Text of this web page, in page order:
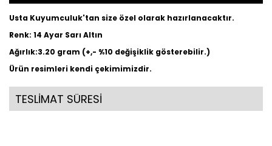
Usta Kuyumculuk'tan size özel olarak hazırlanacaktır.
Renk: 14 Ayar Sarı Altın
Ağırlık:3.20 gram (+,- %10 değişiklik gösterebilir.)
Ürün resimleri kendi çekimimizdir.
TESLİMAT SÜRESİ